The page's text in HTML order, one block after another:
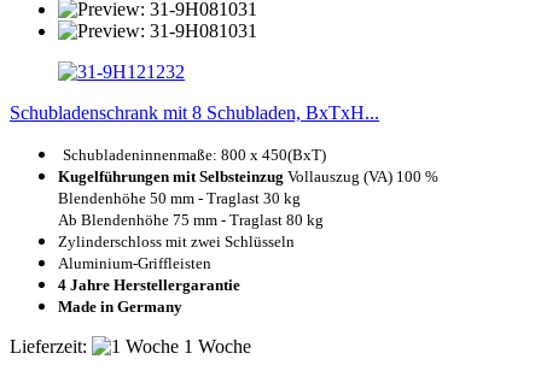
Schubladenschrank mit 8 Schubladen, BxTxH...
Schubladeninnenmaße: 800 x 450(BxT)
Kugelführungen mit Selbsteinzug Vollauszug (VA) 100 %
Blendenhöhe 50 mm - Traglast 30 kg
Ab Blendenhöhe 75 mm - Traglast 80 kg
Zylinderschloss mit zwei Schlüsseln
Aluminium-Griffleisten
4 Jahre Herstellergarantie
Made in Germany
Lieferzeit: 1 Woche